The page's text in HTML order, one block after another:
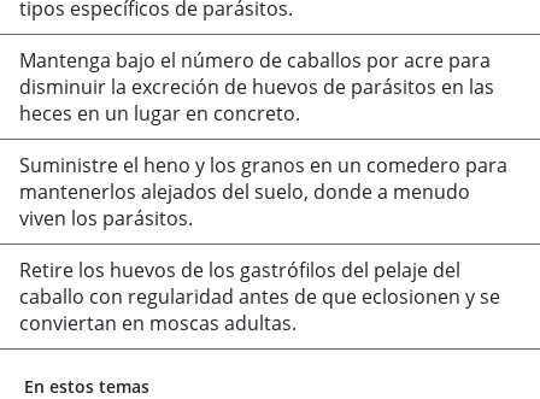
tipos específicos de parásitos.
Mantenga bajo el número de caballos por acre para
disminuir la excreción de huevos de parásitos en las
heces en un lugar en concreto.
Suministre el heno y los granos en un comedero para
mantenerlos alejados del suelo, donde a menudo
viven los parásitos.
Retire los huevos de los gastrófilos del pelaje del
caballo con regularidad antes de que eclosionen y se
conviertan en moscas adultas.
En estos temas